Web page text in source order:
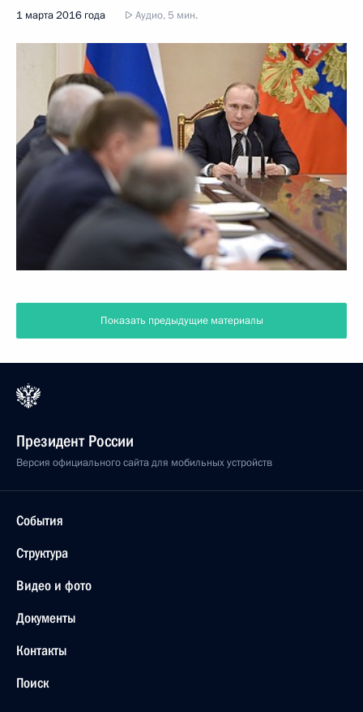
1 марта 2016 года Аудио, 5 мин.
Показать предыдущие материалы
Президент России
Версия официального сайта для мобильных устройств
События
Структура
Видео и фото
Документы
Контакты
Поиск